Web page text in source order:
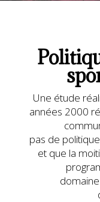
Une étude
années 2000
pas de
et que la